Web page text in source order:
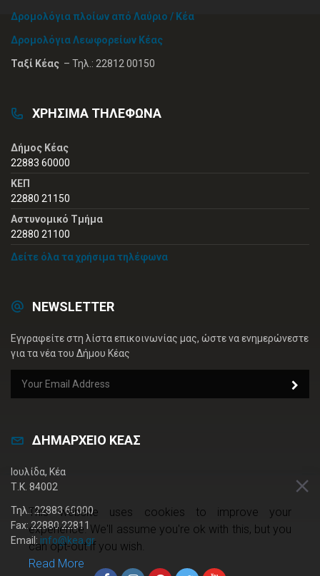
Δρομολόγια πλοίων από Λαύριο / Κέα
Δρομολόγια Λεωφορείων Κέας
Ταξί Κέας – Τηλ.: 22812 00150
ΧΡΗΣΙΜΑ ΤΗΛΕΦΩΝΑ
Δήμος Κέας
22883 60000
ΚΕΠ
22880 21150
Αστυνομικό Τμήμα
22880 21100
Δείτε όλα τα χρήσιμα τηλέφωνα
NEWSLETTER
Εγγραφείτε στη λίστα επικοινωνίας μας, ώστε να ενημερώνεστε
για τα νέα του Δήμου Κέας
ΔΗΜΑΡΧΕΙΟ ΚΕΑΣ
Ιουλίδα, Κέα
Τ.Κ. 84002
Τηλ.: 22883 60000
Fax: 22880 22811
Email: info@kea.gr
This website uses cookies to improve your
experience. We'll assume you're ok with this, but you
can opt-out if you wish.
Read More